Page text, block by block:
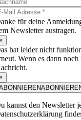
für deine
Newsletter austragen.
hat leider nicht
Wenn es dann
kannst den Newsletter